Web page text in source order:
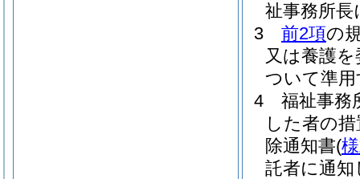
祉事務所
3
前2項の
又は養護
ついて準
4
福祉事務
した者の
除通知書(
託者に通